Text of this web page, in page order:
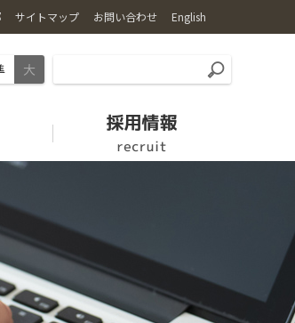
サイトマップ お問い合わせ English
大
支援の取り組み
方へ
ラクター